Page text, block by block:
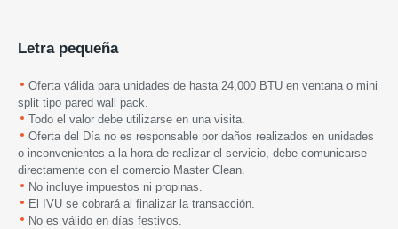
Letra pequeña
Oferta válida para unidades de hasta 24,000 BTU en ventana o mini
split tipo pared wall pack.
Todo el valor debe utilizarse en una visita.
Oferta del Día no es responsable por daños realizados en unidades
o inconvenientes a la hora de realizar el servicio, debe comunicarse
directamente con el comercio Master Clean.
No incluye impuestos ni propinas.
El IVU se cobrará al finalizar la transacción.
No es válido en días festivos.